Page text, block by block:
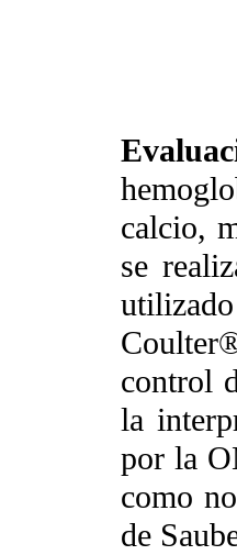
calcio,
se
control
la
por la
como
de